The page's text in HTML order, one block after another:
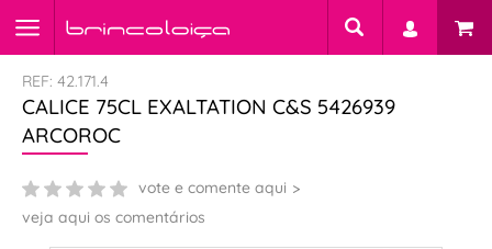
REF: 42.171.4
CALICE 75CL EXALTATION C&S 5426939
ARCOROC
vote e comente aqui
veja aqui os comentários